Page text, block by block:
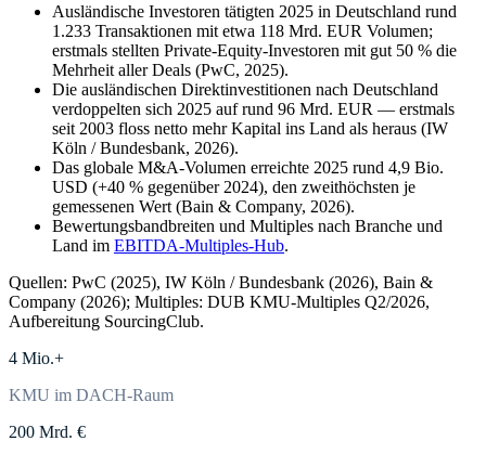
Ausländische Investoren tätigten 2025 in Deutschland rund
1.233 Transaktionen mit etwa 118 Mrd. EUR Volumen;
erstmals stellten Private-Equity-Investoren mit gut 50 % die
Mehrheit aller Deals (PwC, 2025).
Die ausländischen Direktinvestitionen nach Deutschland
verdoppelten sich 2025 auf rund 96 Mrd. EUR — erstmals
seit 2003 floss netto mehr Kapital ins Land als heraus (IW
Köln / Bundesbank, 2026).
Das globale M&A-Volumen erreichte 2025 rund 4,9 Bio.
USD (+40 % gegenüber 2024), den zweithöchsten je
gemessenen Wert (Bain & Company, 2026).
Bewertungsbandbreiten und Multiples nach Branche und
Land im EBITDA-Multiples-Hub.
Quellen: PwC (2025), IW Köln / Bundesbank (2026), Bain &
Company (2026); Multiples: DUB KMU-Multiples Q2/2026,
Aufbereitung SourcingClub.
4 Mio.+
KMU im DACH-Raum
200 Mrd. €